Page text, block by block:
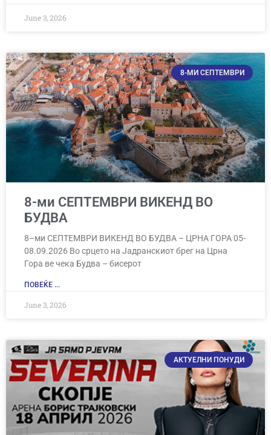
June 3, 2026
8-МИ СЕПТЕМВРИ
8-ми СЕПТЕМВРИ ВИКЕНД ВО
БУДВА
8–ми СЕПТЕМВРИ ВИКЕНД ВО БУДВА – ЦРНА ГОРА 05-
08.09.2026 Во срцето на Јадранскиот брег на Црна
Гора ве чека Будва – бисерот
ПОВЕЌЕ ...
June 3, 2026
АКТУЕЛНИ ПОНУДИ